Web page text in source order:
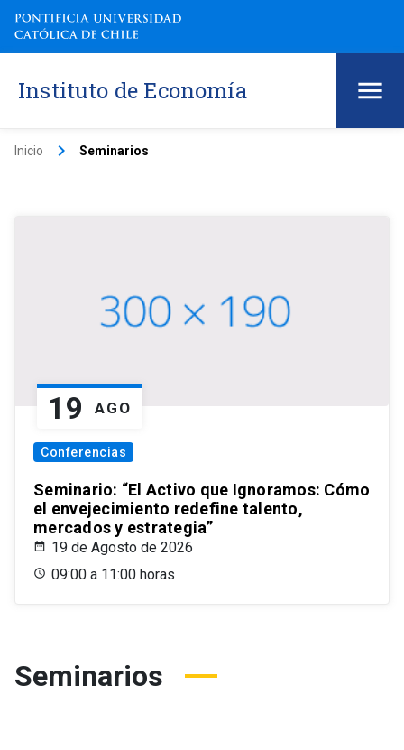
Instituto de Economía
Inicio keyboard_arrow_right Seminarios
19 AGO
Conferencias
Seminario: “El Activo que Ignoramos: Cómo
el envejecimiento redefine talento,
mercados y estrategia”
19 de Agosto de 2026
09:00 a 11:00 horas
Seminarios